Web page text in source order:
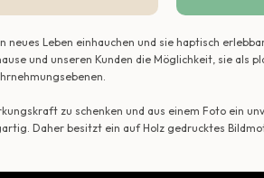
Leben einhauchen und sie haptisch
und unseren Kunden die Möglichkeit, sie
zu schenken und aus einem Foto ein
Daher besitzt ein auf Holz gedrucktes